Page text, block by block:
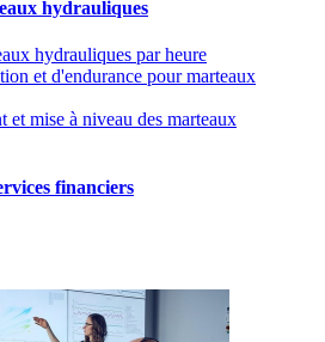
hydrauliques
hydrauliques par heure
et d'endurance pour marteaux
et mise à niveau des marteaux
financiers